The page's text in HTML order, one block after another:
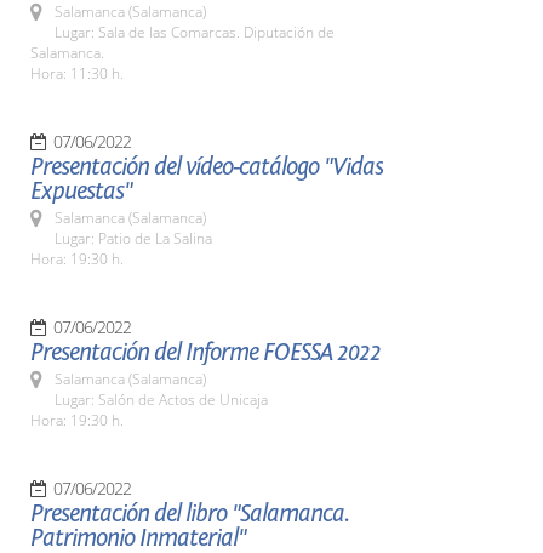
Salamanca (Salamanca)
Lugar: Sala de las Comarcas. Diputación de
Salamanca.
Hora: 11:30 h.
07/06/2022
Presentación del vídeo-catálogo "Vidas
Expuestas"
Salamanca (Salamanca)
Lugar: Patio de La Salina
Hora: 19:30 h.
07/06/2022
Presentación del Informe FOESSA 2022
Salamanca (Salamanca)
Lugar: Salón de Actos de Unicaja
Hora: 19:30 h.
07/06/2022
Presentación del libro "Salamanca.
Patrimonio Inmaterial"